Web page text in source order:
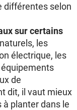
différentes selon
sur certains
les
électrique, les
de
dit, il vaut mieux
planter dans le